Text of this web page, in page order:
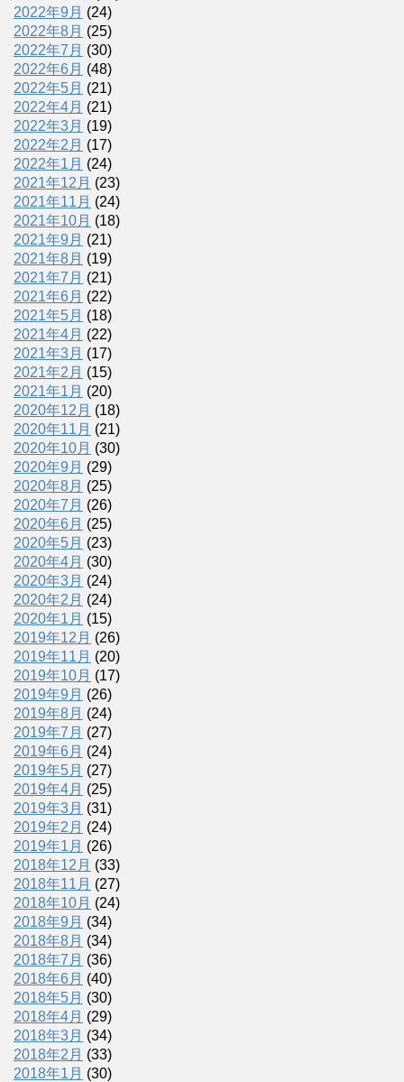
2022年9月 (24)
2022年8月 (25)
2022年7月 (30)
2022年6月 (48)
2022年5月 (21)
2022年4月 (21)
2022年3月 (19)
2022年2月 (17)
2022年1月 (24)
2021年12月 (23)
2021年11月 (24)
2021年10月 (18)
2021年9月 (21)
2021年8月 (19)
2021年7月 (21)
2021年6月 (22)
2021年5月 (18)
2021年4月 (22)
2021年3月 (17)
2021年2月 (15)
2021年1月 (20)
2020年12月 (18)
2020年11月 (21)
2020年10月 (30)
2020年9月 (29)
2020年8月 (25)
2020年7月 (26)
2020年6月 (25)
2020年5月 (23)
2020年4月 (30)
2020年3月 (24)
2020年2月 (24)
2020年1月 (15)
2019年12月 (26)
2019年11月 (20)
2019年10月 (17)
2019年9月 (26)
2019年8月 (24)
2019年7月 (27)
2019年6月 (24)
2019年5月 (27)
2019年4月 (25)
2019年3月 (31)
2019年2月 (24)
2019年1月 (26)
2018年12月 (33)
2018年11月 (27)
2018年10月 (24)
2018年9月 (34)
2018年8月 (34)
2018年7月 (36)
2018年6月 (40)
2018年5月 (30)
2018年4月 (29)
2018年3月 (34)
2018年2月 (33)
2018年1月 (30)